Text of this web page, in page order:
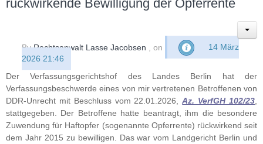
rückwirkende Bewilligung der Opferrente
ByRechtsanwalt Lasse Jacobsen , on
14 März
2026 21:46
Der Verfassungsgerichtshof des Landes Berlin hat der
Verfassungsbeschwerde eines von mir vertretenen Betroffenen von
DDR-Unrecht mit Beschluss vom 22.01.2026,Az. VerfGH 102/23
stattgegeben. Der Betroffene hatte beantragt, ihm die besondere
Zuwendung für Haftopfer (sogenannte Opferrente) rückwirkend seit
dem Jahr 2015 zu bewilligen. Das war vom Landgericht Berlin und